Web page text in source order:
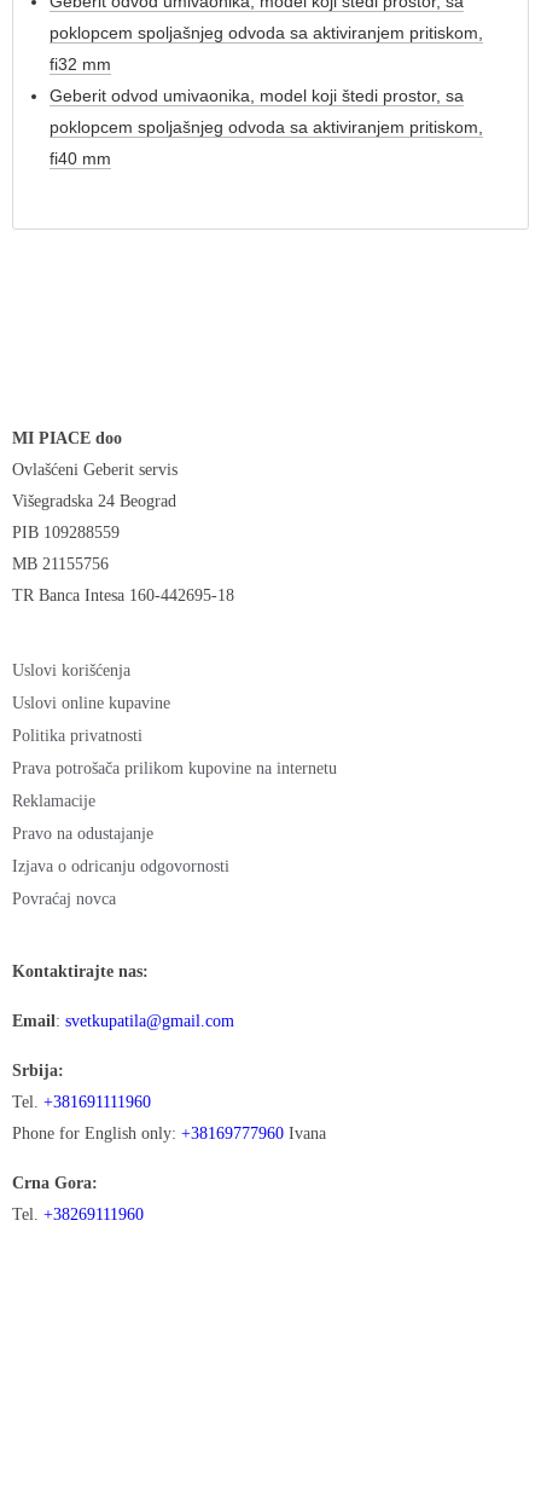
poklopcem spoljašnjeg odvoda sa aktiviranjem pritiskom,
fi32 mm
Geberit odvod umivaonika, model koji štedi prostor, sa
poklopcem spoljašnjeg odvoda sa aktiviranjem pritiskom,
fi40 mm
MI PIACE doo
Ovlašćeni Geberit servis
Višegradska 24 Beograd
PIB 109288559
MB 21155756
TR Banca Intesa 160-442695-18
Uslovi korišćenja
Uslovi online kupavine
Politika privatnosti
Prava potrošača prilikom kupovine na internetu
Reklamacije
Pravo na odustajanje
Izjava o odricanju odgovornosti
Povraćaj novca
Kontaktirajte nas:
Email: svetkupatila@gmail.com
Srbija:
Tel. +381691111960
Phone for English only: +38169777960 Ivana
Crna Gora:
Tel. +38269111960